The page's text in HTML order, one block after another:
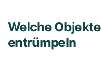
Welche
entrümpeln